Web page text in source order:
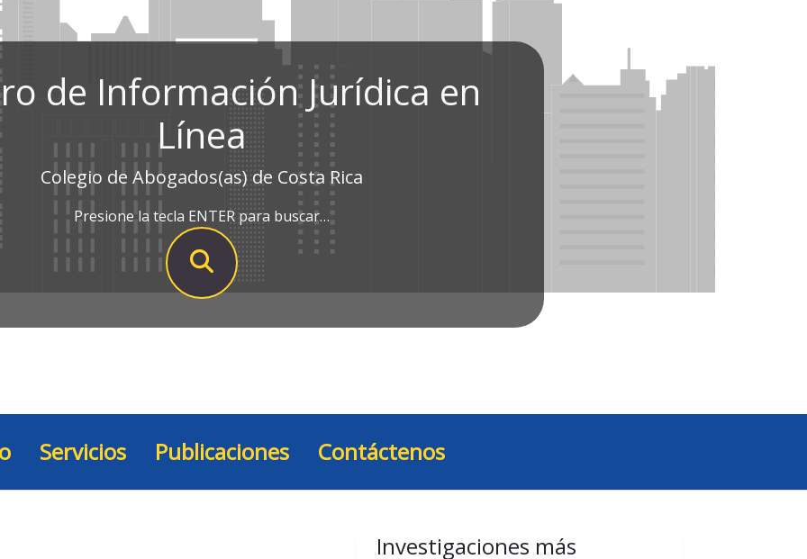
de Información Jurídica en
Línea
Colegio de Abogados(as) de Costa Rica
Presione la tecla ENTER para buscar…
Servicios Publicaciones Contáctenos
Investigaciones más